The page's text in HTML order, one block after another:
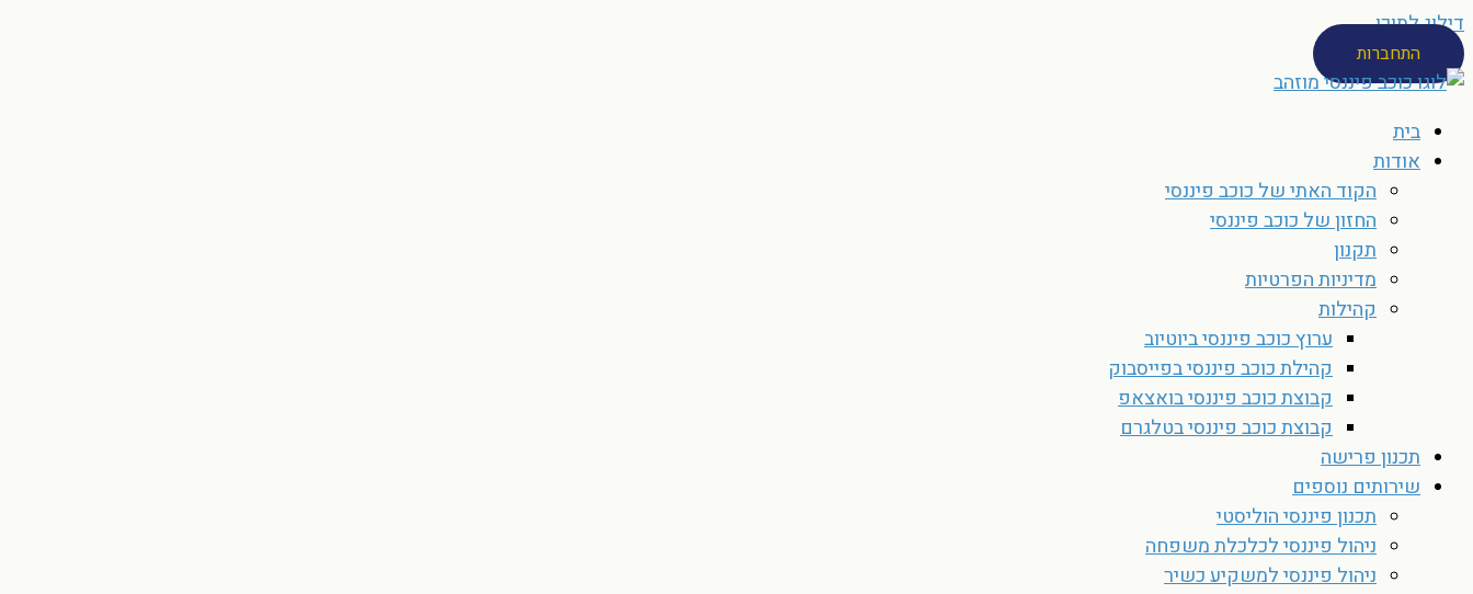
דילוג לתוכן
התחברות
בית
אודות
הקוד האתי של כוכב פיננסי
החזון של כוכב פיננסי
תקנון
מדיניות הפרטיות
קהילות
ערוץ כוכב פיננסי ביוטיוב
קהילת כוכב פיננסי בפייסבוק
קבוצת כוכב פיננסי בואצאפ
קבוצת כוכב פיננסי בטלגרם
תכנון פרישה
שירותים נוספים
תכנון פיננסי הוליסטי
ניהול פיננסי לכלכלת משפחה
ניהול פיננסי למשקיע כשיר